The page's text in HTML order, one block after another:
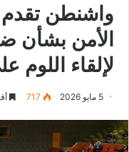
واشنطن
الأمن بشأن
لإلقاء اللوم
5 مايو 2026 717